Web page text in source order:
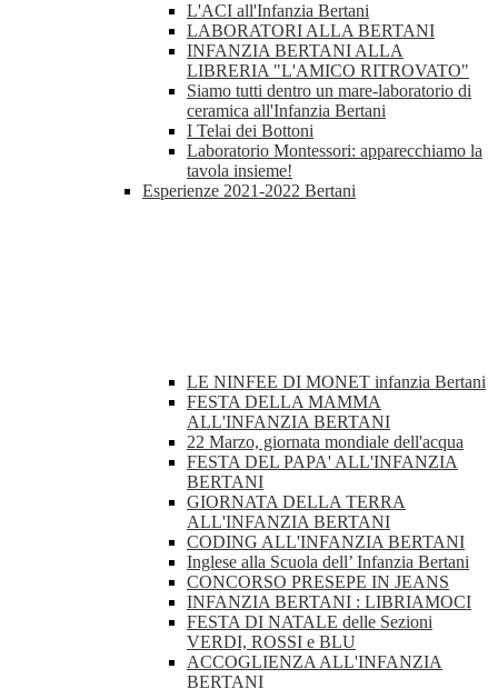
L'ACI all'Infanzia Bertani
LABORATORI ALLA BERTANI
INFANZIA BERTANI ALLA
LIBRERIA "L'AMICO RITROVATO"
Siamo tutti dentro un mare-laboratorio di
ceramica all'Infanzia Bertani
I Telai dei Bottoni
Laboratorio Montessori: apparecchiamo la
tavola insieme!
Esperienze 2021-2022 Bertani
LE NINFEE DI MONET infanzia Bertani
FESTA DELLA MAMMA
ALL'INFANZIA BERTANI
22 Marzo, giornata mondiale dell'acqua
FESTA DEL PAPA' ALL'INFANZIA
BERTANI
GIORNATA DELLA TERRA
ALL'INFANZIA BERTANI
CODING ALL'INFANZIA BERTANI
Inglese alla Scuola dell’ Infanzia Bertani
CONCORSO PRESEPE IN JEANS
INFANZIA BERTANI : LIBRIAMOCI
FESTA DI NATALE delle Sezioni
VERDI, ROSSI e BLU
ACCOGLIENZA ALL'INFANZIA
BERTANI